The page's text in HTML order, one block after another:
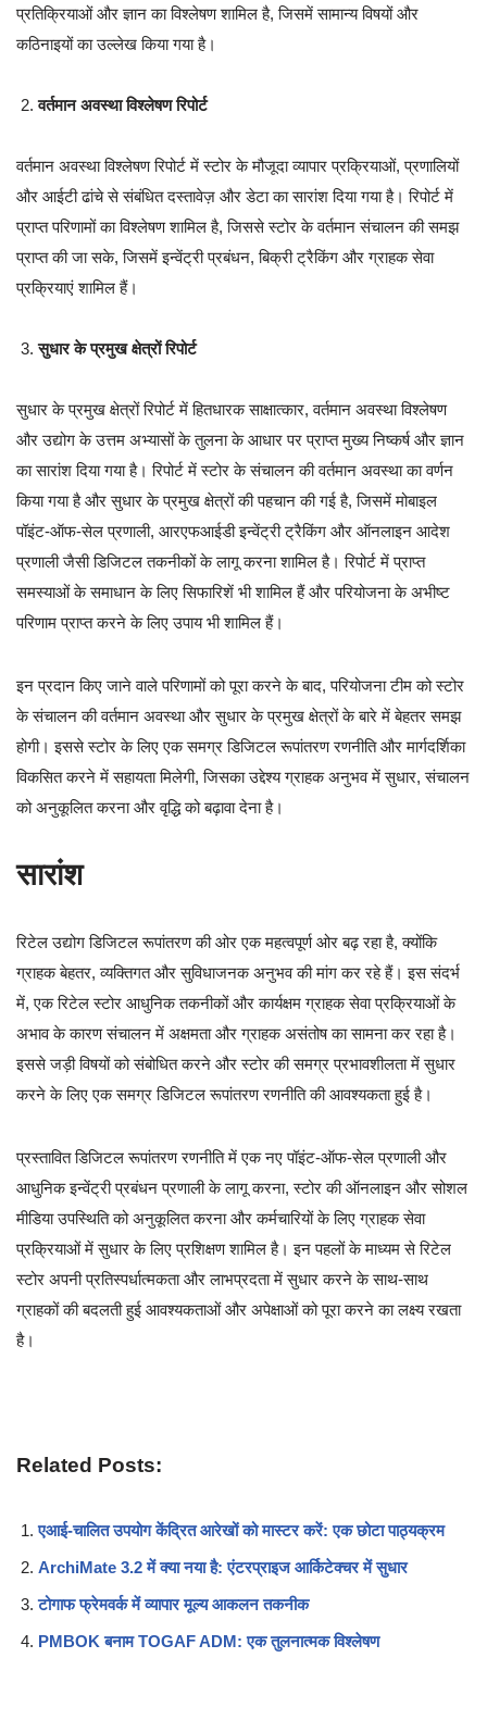
प्रतिक्रियाओं और ज्ञान का विश्लेषण शामिल है, जिसमें सामान्य विषयों और
कठिनाइयों का उल्लेख किया गया है।
वर्तमान अवस्था विश्लेषण रिपोर्ट
वर्तमान अवस्था विश्लेषण रिपोर्ट में स्टोर के मौजूदा व्यापार प्रक्रियाओं, प्रणालियों
और आईटी ढांचे से संबंधित दस्तावेज़ और डेटा का सारांश दिया गया है। रिपोर्ट में
प्राप्त परिणामों का विश्लेषण शामिल है, जिससे स्टोर के वर्तमान संचालन की समझ
प्राप्त की जा सके, जिसमें इन्वेंट्री प्रबंधन, बिक्री ट्रैकिंग और ग्राहक सेवा
प्रक्रियाएं शामिल हैं।
सुधार के प्रमुख क्षेत्रों रिपोर्ट
सुधार के प्रमुख क्षेत्रों रिपोर्ट में हितधारक साक्षात्कार, वर्तमान अवस्था विश्लेषण
और उद्योग के उत्तम अभ्यासों के तुलना के आधार पर प्राप्त मुख्य निष्कर्ष और ज्ञान
का सारांश दिया गया है। रिपोर्ट में स्टोर के संचालन की वर्तमान अवस्था का वर्णन
किया गया है और सुधार के प्रमुख क्षेत्रों की पहचान की गई है, जिसमें मोबाइल
पॉइंट-ऑफ-सेल प्रणाली, आरएफआईडी इन्वेंट्री ट्रैकिंग और ऑनलाइन आदेश
प्रणाली जैसी डिजिटल तकनीकों के लागू करना शामिल है। रिपोर्ट में प्राप्त
समस्याओं के समाधान के लिए सिफारिशें भी शामिल हैं और परियोजना के अभीष्ट
परिणाम प्राप्त करने के लिए उपाय भी शामिल हैं।
इन प्रदान किए जाने वाले परिणामों को पूरा करने के बाद, परियोजना टीम को स्टोर
के संचालन की वर्तमान अवस्था और सुधार के प्रमुख क्षेत्रों के बारे में बेहतर समझ
होगी। इससे स्टोर के लिए एक समग्र डिजिटल रूपांतरण रणनीति और मार्गदर्शिका
विकसित करने में सहायता मिलेगी, जिसका उद्देश्य ग्राहक अनुभव में सुधार, संचालन
को अनुकूलित करना और वृद्धि को बढ़ावा देना है।
सारांश
रिटेल उद्योग डिजिटल रूपांतरण की ओर एक महत्वपूर्ण ओर बढ़ रहा है, क्योंकि
ग्राहक बेहतर, व्यक्तिगत और सुविधाजनक अनुभव की मांग कर रहे हैं। इस संदर्भ
में, एक रिटेल स्टोर आधुनिक तकनीकों और कार्यक्षम ग्राहक सेवा प्रक्रियाओं के
अभाव के कारण संचालन में अक्षमता और ग्राहक असंतोष का सामना कर रहा है।
इससे जड़ी विषयों को संबोधित करने और स्टोर की समग्र प्रभावशीलता में सुधार
करने के लिए एक समग्र डिजिटल रूपांतरण रणनीति की आवश्यकता हुई है।
प्रस्तावित डिजिटल रूपांतरण रणनीति में एक नए पॉइंट-ऑफ-सेल प्रणाली और
आधुनिक इन्वेंट्री प्रबंधन प्रणाली के लागू करना, स्टोर की ऑनलाइन और सोशल
मीडिया उपस्थिति को अनुकूलित करना और कर्मचारियों के लिए ग्राहक सेवा
प्रक्रियाओं में सुधार के लिए प्रशिक्षण शामिल है। इन पहलों के माध्यम से रिटेल
स्टोर अपनी प्रतिस्पर्धात्मकता और लाभप्रदता में सुधार करने के साथ-साथ
ग्राहकों की बदलती हुई आवश्यकताओं और अपेक्षाओं को पूरा करने का लक्ष्य रखता
है।
Related Posts:
एआई-चालित उपयोग केंद्रित आरेखों को मास्टर करें: एक छोटा पाठ्यक्रम
ArchiMate 3.2 में क्या नया है: एंटरप्राइज आर्किटेक्चर में सुधार
टोगाफ फ्रेमवर्क में व्यापार मूल्य आकलन तकनीक
PMBOK बनाम TOGAF ADM: एक तुलनात्मक विश्लेषण